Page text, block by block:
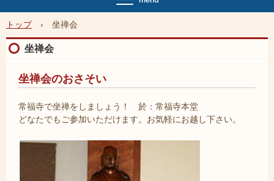
トップ › 坐禅会
坐禅会
坐禅会のおさそい
常福寺で坐禅をしましょう！ 於：常福寺本堂
どなたでもご参加いただけます。お気軽にお越し下さい。